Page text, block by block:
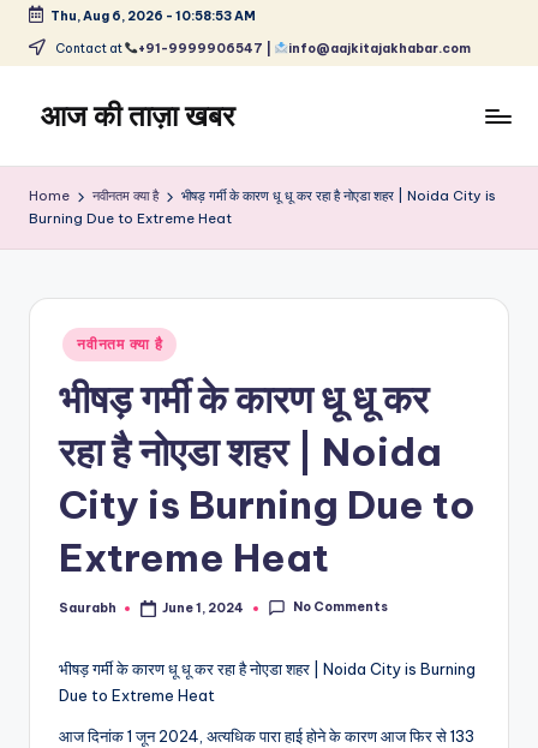
Skip
content
Thu, Aug 6, 2026 - 10:58:54 AM
Contact at +91-9999906547 | info@aajkitajakhabar.com
आज की ताज़ा खबर
खेल,
व्यापार
और
Home नवीनतम क्या है
भीषड़ गर्मी के कारण धू धू कर रहा है नोएडा शहर | Noida City is
Burning Due to Extreme Heat
Posted
in
नवीनतम क्या है
भीषड़ गर्मी के कारण धू धू कर
रहा है नोएडा शहर | Noida
City is Burning Due to
Extreme Heat
Posted
Saurabh June 1, 2024 No Comments
भीषड़ गर्मी के कारण धू धू कर रहा है नोएडा शहर | Noida City is Burning
Due to Extreme Heat
आज दिनांक 1 जून 2024, अत्यधिक पारा हाई होने के कारण आज फिर से 133